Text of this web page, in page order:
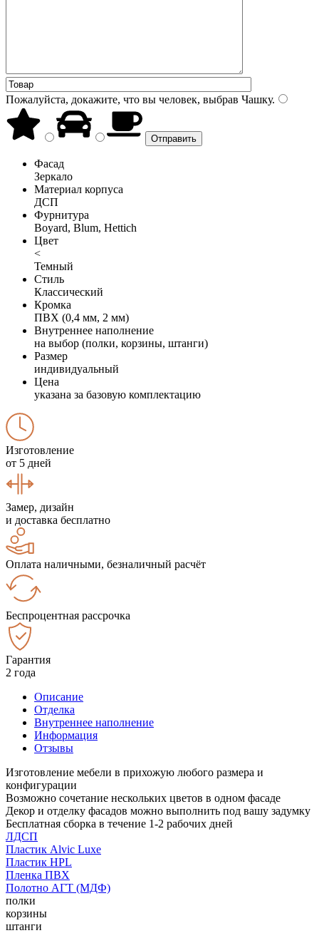
Пожалуйста, докажите, что вы человек, выбрав Чашку.
Фасад
Зеркало
Материал корпуса
ДСП
Фурнитура
Boyard, Blum, Hettich
Цвет
<
Темный
Стиль
Классический
Кромка
ПВХ (0,4 мм, 2 мм)
Внутреннее наполнение
на выбор (полки, корзины, штанги)
Размер
индивидуальный
Цена
указана за базовую комплектацию
Изготовление
от 5 дней
Замер, дизайн
и доставка бесплатно
Оплата наличными, безналичный расчёт
Беспроцентная рассрочка
Гарантия
2 года
Описание
Отделка
Внутреннее наполнение
Информация
Отзывы
Изготовление мебели в прихожую любого размера и
конфигурации
Возможно сочетание нескольких цветов в одном фасаде
Декор и отделку фасадов можно выполнить под вашу задумку
Бесплатная сборка в течение 1-2 рабочих дней
ЛДСП
Пластик Alvic Luxe
Пластик HPL
Пленка ПВХ
Полотно АГТ (МДФ)
полки
корзины
штанги